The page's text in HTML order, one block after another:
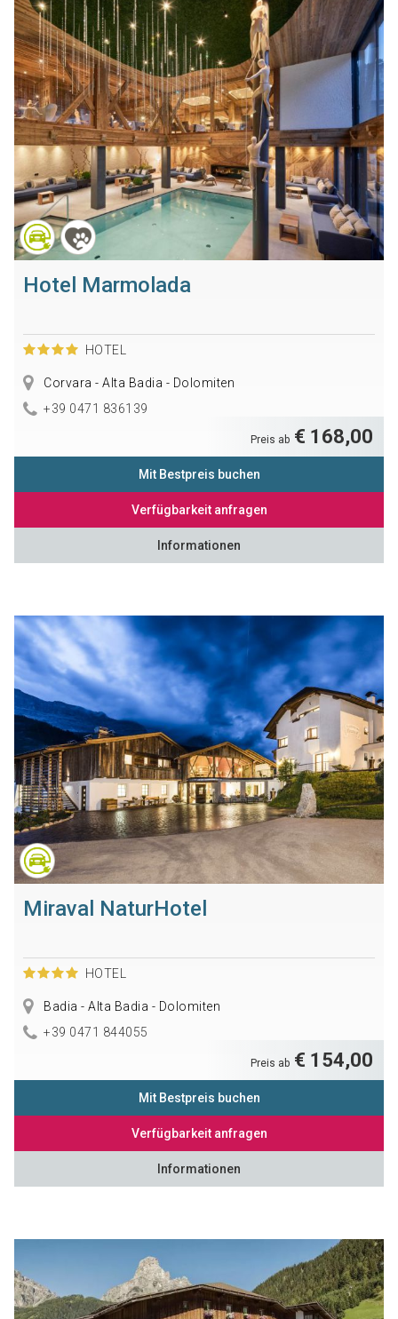
Hotel Marmolada
HOTEL
Corvara - Alta Badia - Dolomiten
+39 0471 836139
Preis ab € 168,00
Mit Bestpreis buchen
Verfügbarkeit anfragen
Informationen
Miraval NaturHotel
HOTEL
Badia - Alta Badia - Dolomiten
+39 0471 844055
Preis ab € 154,00
Mit Bestpreis buchen
Verfügbarkeit anfragen
Informationen